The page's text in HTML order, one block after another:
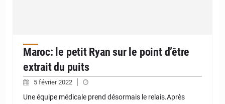
Maroc: le petit Ryan sur le point d’être
extrait du puits
5 février 2022
Une équipe médicale prend désormais le relais.Après